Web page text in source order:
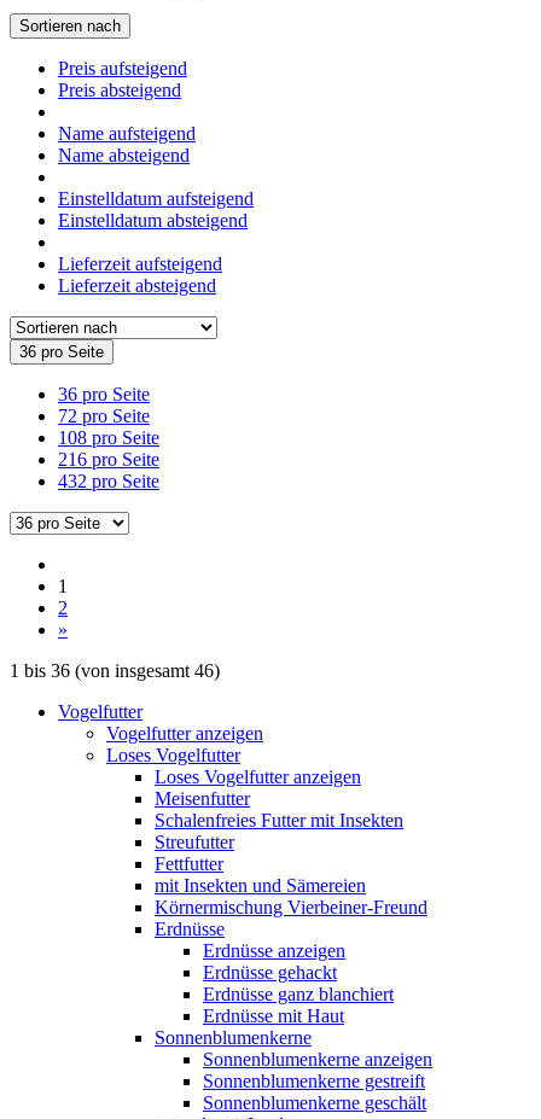
Sortieren nach
Preis aufsteigend
Preis absteigend
Name aufsteigend
Name absteigend
Einstelldatum aufsteigend
Einstelldatum absteigend
Lieferzeit aufsteigend
Lieferzeit absteigend
36 pro Seite
36 pro Seite
72 pro Seite
108 pro Seite
216 pro Seite
432 pro Seite
1
2
»
1 bis 36 (von insgesamt 46)
Vogelfutter
Vogelfutter anzeigen
Loses Vogelfutter
Loses Vogelfutter anzeigen
Meisenfutter
Schalenfreies Futter mit Insekten
Streufutter
Fettfutter
mit Insekten und Sämereien
Körnermischung Vierbeiner-Freund
Erdnüsse
Erdnüsse anzeigen
Erdnüsse gehackt
Erdnüsse ganz blanchiert
Erdnüsse mit Haut
Sonnenblumenkerne
Sonnenblumenkerne anzeigen
Sonnenblumenkerne gestreift
Sonnenblumenkerne geschält